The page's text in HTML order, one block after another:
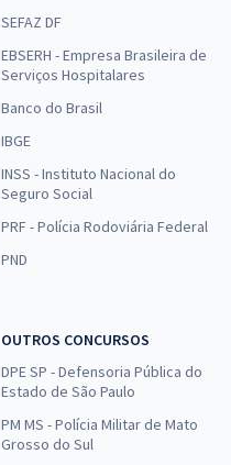
SEFAZ DF
EBSERH - Empresa Brasileira de
Serviços Hospitalares
Banco do Brasil
IBGE
INSS - Instituto Nacional do
Seguro Social
PRF - Polícia Rodoviária Federal
PND
OUTROS CONCURSOS
DPE SP - Defensoria Pública do
Estado de São Paulo
PM MS - Polícia Militar de Mato
Grosso do Sul